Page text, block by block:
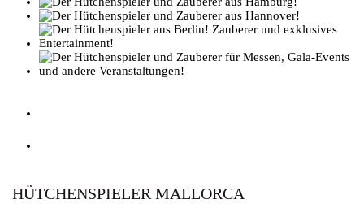
HÜTCHENSPIELER MALLORCA